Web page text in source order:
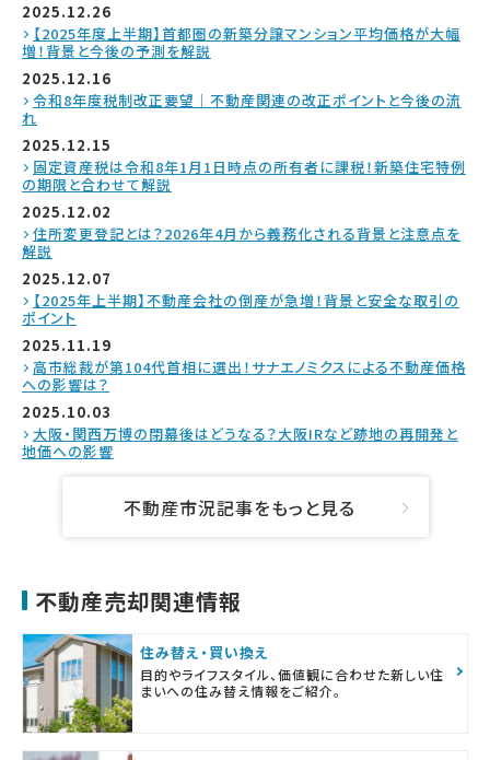
2025.12.26
【2025年度上半期】首都圏の新築分譲マンション平均価格が大幅
増！背景と今後の予測を解説
2025.12.16
令和8年度税制改正要望｜不動産関連の改正ポイントと今後の流
れ
2025.12.15
固定資産税は令和8年1月1日時点の所有者に課税！新築住宅特例
の期限と合わせて解説
2025.12.02
住所変更登記とは？2026年4月から義務化される背景と注意点を
解説
2025.12.07
【2025年上半期】不動産会社の倒産が急増！背景と安全な取引の
ポイント
2025.11.19
高市総裁が第104代首相に選出！サナエノミクスによる不動産価格
への影響は？
2025.10.03
大阪・関西万博の閉幕後はどうなる？大阪IRなど跡地の再開発と
地価への影響
不動産市況記事をもっと見る
不動産売却関連情報
住み替え・買い換え
目的やライフスタイル、価値観に合わせた新しい住
まいへの住み替え情報をご紹介。